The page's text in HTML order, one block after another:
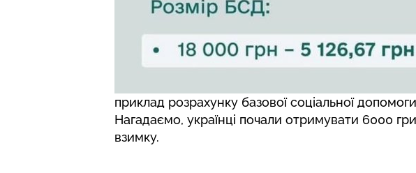
приклад розрахунку базової соціальної допомоги
Нагадаємо, українці почали отримувати 6000
взимку.